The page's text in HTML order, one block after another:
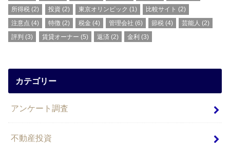
所得税 (2) 投資 (2) 東京オリンピック (1) 比較サイト (2)
注意点 (4) 特徴(2) 税金 (4) 管理会社 (6) 節税 (4) 芸能人 (2)
評判 (3) 賃貸オーナー (5) 返済 (2) 金利 (3)
カテゴリー
アンケート調査
不動産投資